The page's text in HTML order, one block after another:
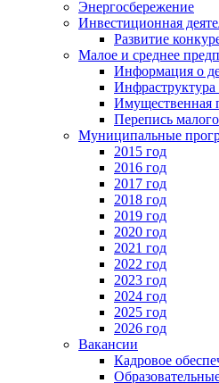
Энергосбережение
Инвестиционная
Развитие
Малое и среднее
Информация о
Инфраструктура
Имущественная
Перепись
Муниципальные
2015 год
2016 год
2017 год
2018 год
2019 год
2020 год
2021 год
2022 год
2023 год
2024 год
2025 год
2026 год
Вакансии
Кадровое